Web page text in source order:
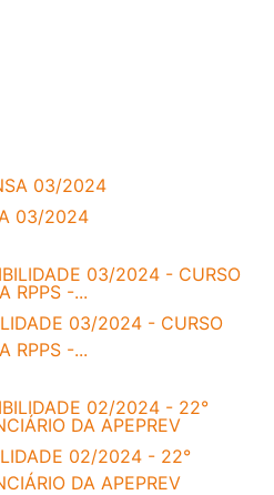
03/2024
03/2024 - CURSO
RPPS -...
02/2024 - 22°
DA APEPREV